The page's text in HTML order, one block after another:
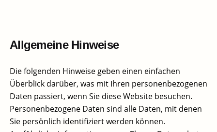
Allgemeine Hinweise​
Die folgenden Hinweise geben einen einfachen
Überblick darüber, was mit Ihren personenbezogenen
Daten passiert, wenn Sie diese Website besuchen.
Personenbezogene Daten sind alle Daten, mit denen
Sie persönlich identifiziert werden können.